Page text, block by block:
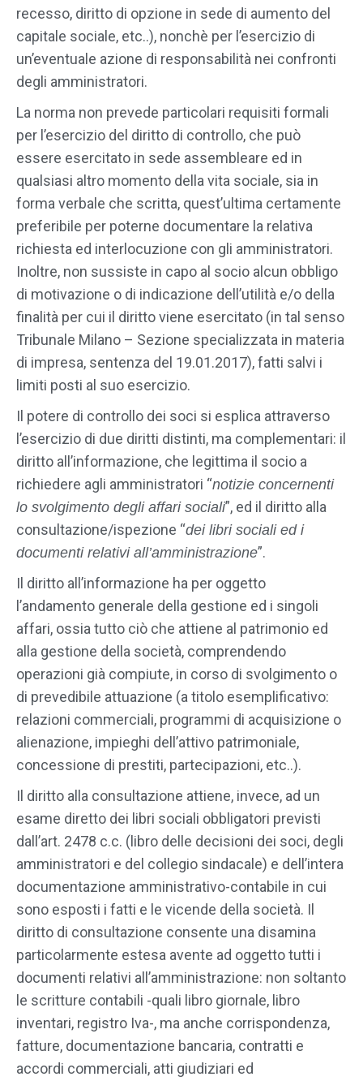
recesso, diritto di opzione in sede di aumento del
capitale sociale, etc..), nonchè per l’esercizio di
un’eventuale azione di responsabilità nei confronti
degli amministratori.
La norma non prevede particolari requisiti formali
per l’esercizio del diritto di controllo, che può
essere esercitato in sede assembleare ed in
qualsiasi altro momento della vita sociale, sia in
forma verbale che scritta, quest’ultima certamente
preferibile per poterne documentare la relativa
richiesta ed interlocuzione con gli amministratori.
Inoltre, non sussiste in capo al socio alcun obbligo
di motivazione o di indicazione dell’utilità e/o della
finalità per cui il diritto viene esercitato (in tal senso
Tribunale Milano – Sezione specializzata in materia
di impresa, sentenza del 19.01.2017), fatti salvi i
limiti posti al suo esercizio.
Il potere di controllo dei soci si esplica attraverso
l’esercizio di due diritti distinti, ma complementari: il
diritto all’informazione, che legittima il socio a
richiedere agli amministratori “notizie concernenti
lo svolgimento degli affari sociali”, ed il diritto alla
consultazione/ispezione “dei libri sociali ed i
documenti relativi all’amministrazione”.
Il diritto all’informazione ha per oggetto
l’andamento generale della gestione ed i singoli
affari, ossia tutto ciò che attiene al patrimonio ed
alla gestione della società, comprendendo
operazioni già compiute, in corso di svolgimento o
di prevedibile attuazione (a titolo esemplificativo:
relazioni commerciali, programmi di acquisizione o
alienazione, impieghi dell’attivo patrimoniale,
concessione di prestiti, partecipazioni, etc..).
Il diritto alla consultazione attiene, invece, ad un
esame diretto dei libri sociali obbligatori previsti
dall’art. 2478 c.c. (libro delle decisioni dei soci, degli
amministratori e del collegio sindacale) e dell’intera
documentazione amministrativo-contabile in cui
sono esposti i fatti e le vicende della società. Il
diritto di consultazione consente una disamina
particolarmente estesa avente ad oggetto tutti i
documenti relativi all’amministrazione: non soltanto
le scritture contabili -quali libro giornale, libro
inventari, registro Iva-, ma anche corrispondenza,
fatture, documentazione bancaria, contratti e
accordi commerciali, atti giudiziari ed